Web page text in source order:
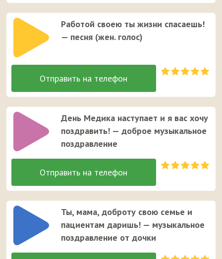
Работой своею ты жизни спасаешь!
— песня (жен. голос)
День Медика наступает и я вас хочу
поздравить! — доброе музыкальное
поздравление
Ты, мама, доброту свою семье и
пациентам даришь! — музыкальное
поздравление от дочки